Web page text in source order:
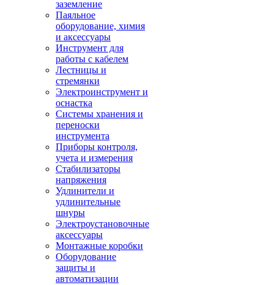
заземление
Паяльное
оборудование, химия
и аксессуары
Инструмент для
работы с кабелем
Лестницы и
стремянки
Электроинструмент и
оснастка
Системы хранения и
переноски
инструмента
Приборы контроля,
учета и измерения
Стабилизаторы
напряжения
Удлинители и
удлинительные
шнуры
Электроустановочные
аксессуары
Монтажные коробки
Оборудование
защиты и
автоматизации